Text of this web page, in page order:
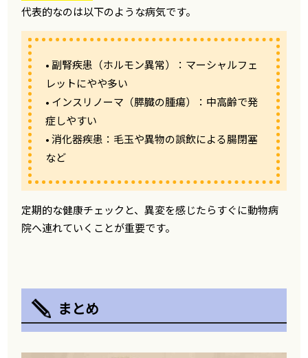
代表的なのは以下のような病気です。
• 副腎疾患（ホルモン異常）：マーシャルフェ
レットにやや多い
• インスリノーマ（膵臓の腫瘍）：中高齢で発
症しやすい
• 消化器疾患：毛玉や異物の誤飲による腸閉塞
など
定期的な健康チェックと、異変を感じたらすぐに動物病
院へ連れていくことが重要です。
まとめ